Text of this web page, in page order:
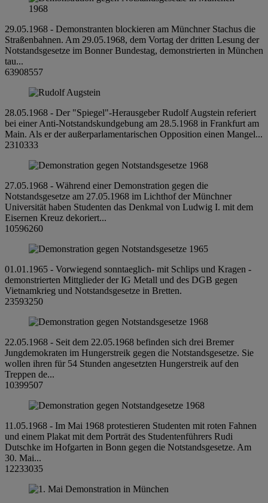
29.05.1968 - Demonstranten blockieren am Münchner Stachus die
Straßenbahnen. Am 29.05.1968, dem Vortag der dritten Lesung der
Notstandsgesetze im Bonner Bundestag, demonstrierten in München
tau...
63908557
28.05.1968 - Der "Spiegel"-Herausgeber Rudolf Augstein referiert
bei einer Anti-Notstandskundgebung am 28.5.1968 in Frankfurt am
Main. Als er der außerparlamentarischen Opposition einen Mangel...
2310333
27.05.1968 - Während einer Demonstration gegen die
Notstandsgesetze am 27.05.1968 im Lichthof der Münchner
Universität haben Studenten das Denkmal von Ludwig I. mit dem
Eisernen Kreuz dekoriert...
10596260
01.01.1965 - Vorwiegend sonntaeglich- mit Schlips und Kragen -
demonstrierten Mittglieder der IG Metall und des DGB gegen
Vietnamkrieg und Notstandsgesetze in Bretten.
23593250
22.05.1968 - Seit dem 22.05.1968 befinden sich drei Bremer
Jungdemokraten im Hungerstreik gegen die Notstandsgesetze. Sie
wollen ihren für 54 Stunden angesetzten Hungerstreik auf den
Treppen de...
10399507
11.05.1968 - Im Mai 1968 protestieren Studenten mit roten Fahnen
und einem Plakat mit dem Porträt des Studentenführers Rudi
Dutschke im Hofgarten in Bonn gegen die Notstandsgesetze. Am
30. Mai...
12233035